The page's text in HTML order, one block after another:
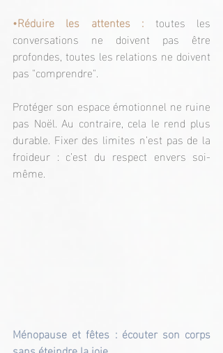
•Réduire les attentes : toutes les
conversations ne doivent pas être
profondes, toutes les relations ne doivent
pas "comprendre".
Protéger son espace émotionnel ne ruine
pas Noël. Au contraire, cela le rend plus
durable. Fixer des limites n’est pas de la
froideur : c’est du respect envers soi-
même.
Ménopause et fêtes : écouter son corps